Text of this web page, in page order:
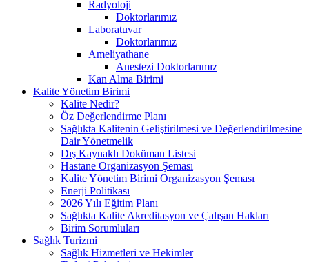
Radyoloji
Doktorlarımız
Laboratuvar
Doktorlarımız
Ameliyathane
Anestezi Doktorlarımız
Kan Alma Birimi
Kalite Yönetim Birimi
Kalite Nedir?
Öz Değerlendirme Planı
Sağlıkta Kalitenin Geliştirilmesi ve Değerlendirilmesine
Dair Yönetmelik
Dış Kaynaklı Doküman Listesi
Hastane Organizasyon Şeması
Kalite Yönetim Birimi Organizasyon Şeması
Enerji Politikası
2026 Yılı Eğitim Planı
Sağlıkta Kalite Akreditasyon ve Çalışan Hakları
Birim Sorumluları
Sağlık Turizmi
Sağlık Hizmetleri ve Hekimler